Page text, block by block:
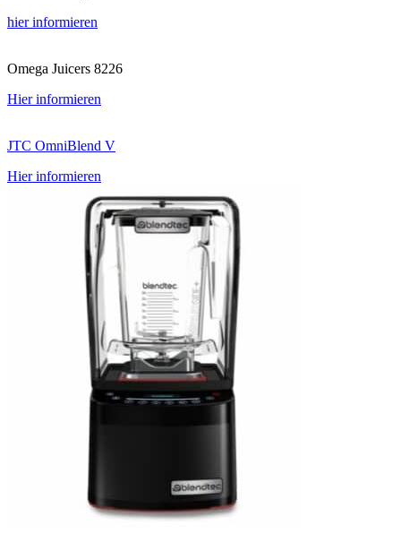
hier infor­mie­ren
Ome­ga Jui­cers 8226
Hier infor­mie­ren
JTC Omni­Blend V
Hier infor­mie­ren